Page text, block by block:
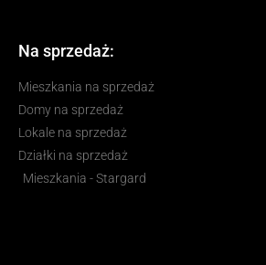
Na sprzedaż:
Mieszkania na sprzedaż
Domy na sprzedaż
Lokale na sprzedaż
Działki na sprzedaż
Mieszkania - Stargard